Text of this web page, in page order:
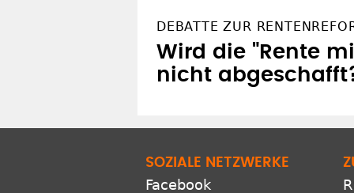
DEBATTE ZUR
Wird die "Rente
nicht
SOZIALE NETZWERKE
Facebook